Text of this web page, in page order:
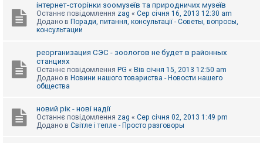
інтернет-сторінки зоомузеїв та природничих музеїв
Останнє повідомлення zag « Сер січня 16, 2013 12:30 am
Додано в Поради, питання, консультації - Советы, вопросы,
консультации
реорганизация СЭС - зоологов не будет в районных
станциях
Останнє повідомлення PG « Вів січня 15, 2013 12:50 am
Додано в Новини нашого товариства - Новости нашего
общества
новий рік - нові надії
Останнє повідомлення zag « Сер січня 02, 2013 1:49 pm
Додано в Світле і тепле - Просто разговоры